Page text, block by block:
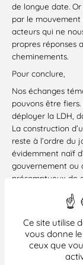
Ce site utilise
vous donne
ceux que
de longue date.
par le
acteurs qui ne
propres réponses
cheminements.
Pour conclure,
Nos échanges
pouvons être
déployer la LDH,
La construction
reste à l’ordre du
évidemment naïf
gouvernement ou
présomptueux de
Le congrès de
chemin qui
Raison de plus
d’arrache pied,
idéaux,